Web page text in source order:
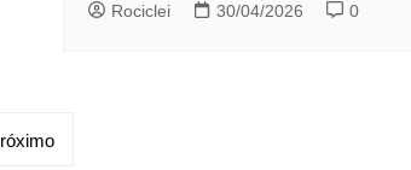
Rociclei 30/04/2026 0